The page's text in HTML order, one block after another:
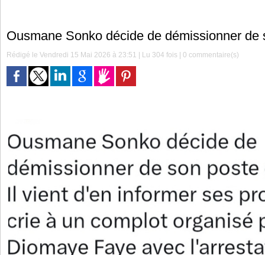
Ousmane Sonko décide de démissionner de
Rédigé le Vendredi 15 Mai 2026 à 23:51 | Lu 304 fois |0 commentaire(s)